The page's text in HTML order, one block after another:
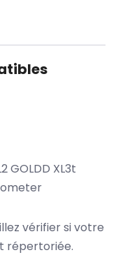
GOLDD XL3t
vérifier si votre
répertoriée.